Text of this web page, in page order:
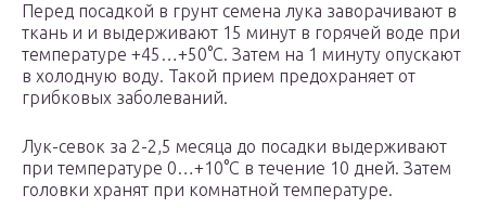
Перед посадкой в грунт семена лука заворачивают в
ткань и и выдерживают 15 минут в горячей воде при
температуре +45…+50°С. Затем на 1 минуту опускают
в холодную воду. Такой прием предохраняет от
грибковых заболеваний.
Лук-севок за 2-2,5 месяца до посадки выдерживают
при температуре 0…+10°С в течение 10 дней. Затем
головки хранят при комнатной температуре.